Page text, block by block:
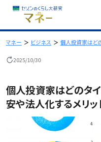
容
を
プ
マネー ビジネス 個人投資家はど
2025/10/30
個人投資家はどのタ
安や法人化するメリッ